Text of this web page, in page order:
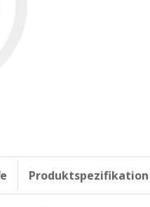
Produktspezifikation